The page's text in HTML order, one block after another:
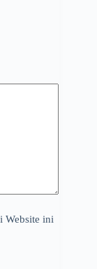
Website ini